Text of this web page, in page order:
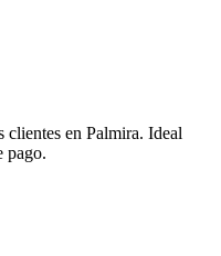
clientes en Palmira. Ideal
pago.